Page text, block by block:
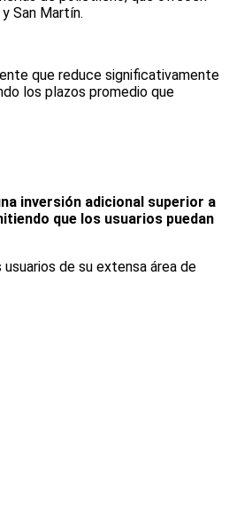
San Martín.
que reduce significativamente
los plazos promedio que
inversión adicional superior a
que los usuarios puedan
de su extensa área de